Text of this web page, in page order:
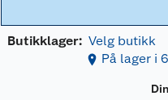
Butikklager: Velg butikk
På lager i